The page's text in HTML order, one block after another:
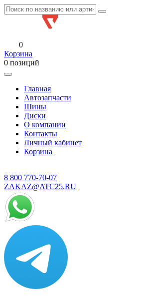
0
Корзина
0 позиций
Главная
Автозапчасти
Шины
Диски
О компании
Контакты
Личный кабинет
Корзина
8 800 770-70-07
ZAKAZ@ATC25.RU